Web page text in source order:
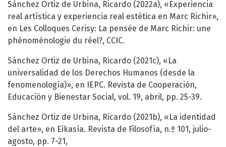
Sánchez Ortiz de Urbina, Ricardo (2022a), «Experiencia
real artística y experiencia real estética en Marc Richir»,
en Les Colloques Cerisy: La pensée de Marc Richir: une
phénoménologie du réel?, CCIC.
Sánchez Ortiz de Urbina, Ricardo (2021c), «La
universalidad de los Derechos Humanos (desde la
fenomenología)», en IEPC. Revista de Cooperación,
Educación y Bienestar Social, vol. 19, abril, pp. 25-39.
Sánchez Ortiz de Urbina, Ricardo (2021b), «La identidad
del arte», en Eikasía. Revista de Filosofía, n.º 101, julio-
agosto, pp. 7-21,